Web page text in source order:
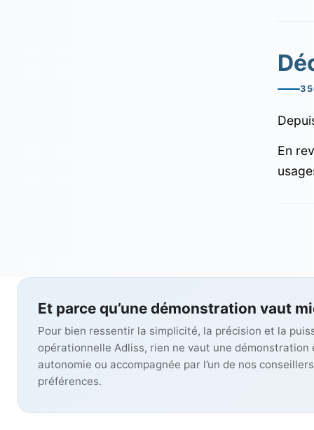
En
Et parce qu’une démonstration vaut
Pour bien ressentir la simplicité, la précision et la
opérationnelle Adliss, rien ne vaut une démonstration
autonomie ou accompagnée par l’un de nos
préférences.